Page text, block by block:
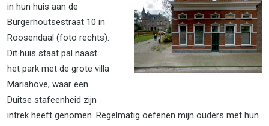
in hun huis aan de
Burgerhoutsestraat 10 in
Roosendaal (foto rechts).
Dit huis staat pal naast
het park met de grote villa
Mariahove, waar een
Duitse stafeenheid zijn
intrek heeft genomen. Regelmatig oefenen mijn ouders met hun